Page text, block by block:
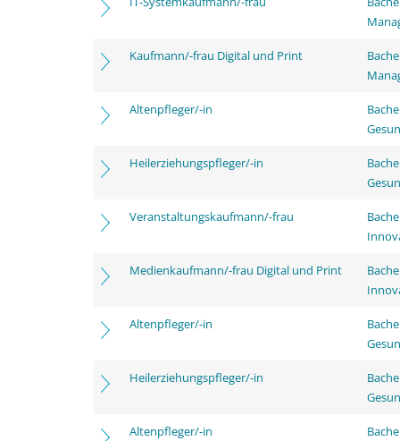
Kaufmann/-frau Digital und Print
Altenpfleger/-in
Heilerziehungspfleger/-in
Veranstaltungskaufmann/-frau
Medienkaufmann/-frau Digital und Print
Altenpfleger/-in
Heilerziehungspfleger/-in
Altenpfleger/-in